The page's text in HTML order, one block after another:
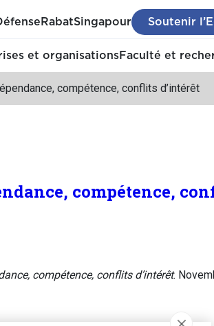
RabatSingapour Soutenir
et organisationsFaculté et
compétence, conflits d’intérêt
compétence,
compétence, conflits d’intérêt.